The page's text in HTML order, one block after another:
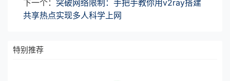
下一个： 突破网络限制：手把手教你用v2ray搭建
共享热点实现多人科学上网
特别推荐